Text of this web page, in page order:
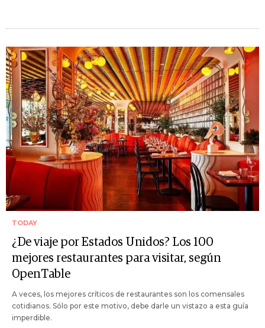
TODAY
¿De viaje por Estados Unidos? Los 100
mejores restaurantes para visitar, según
OpenTable
A veces, los mejores críticos de restaurantes son los comensales
cotidianos. Sólo por este motivo, debe darle un vistazo a esta guía
imperdible.